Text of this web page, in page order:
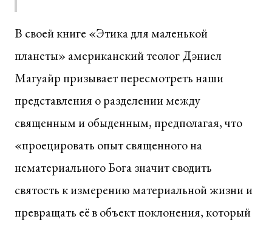
В своей книге «Этика для маленькой
планеты» американский теолог Дэниел
Магуайр призывает пересмотреть наши
представления о разделении между
священным и обыденным, предполагая, что
«проецировать опыт священного на
нематериального Бога значит сводить
святость к измерению материальной жизни и
превращать её в объект поклонения, который